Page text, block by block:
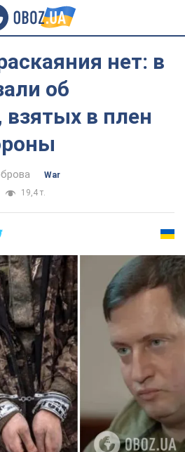
нет: в
об
взятых в плен
War
19,4 т.